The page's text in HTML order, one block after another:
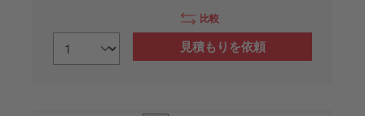
比較
見積もりを依頼